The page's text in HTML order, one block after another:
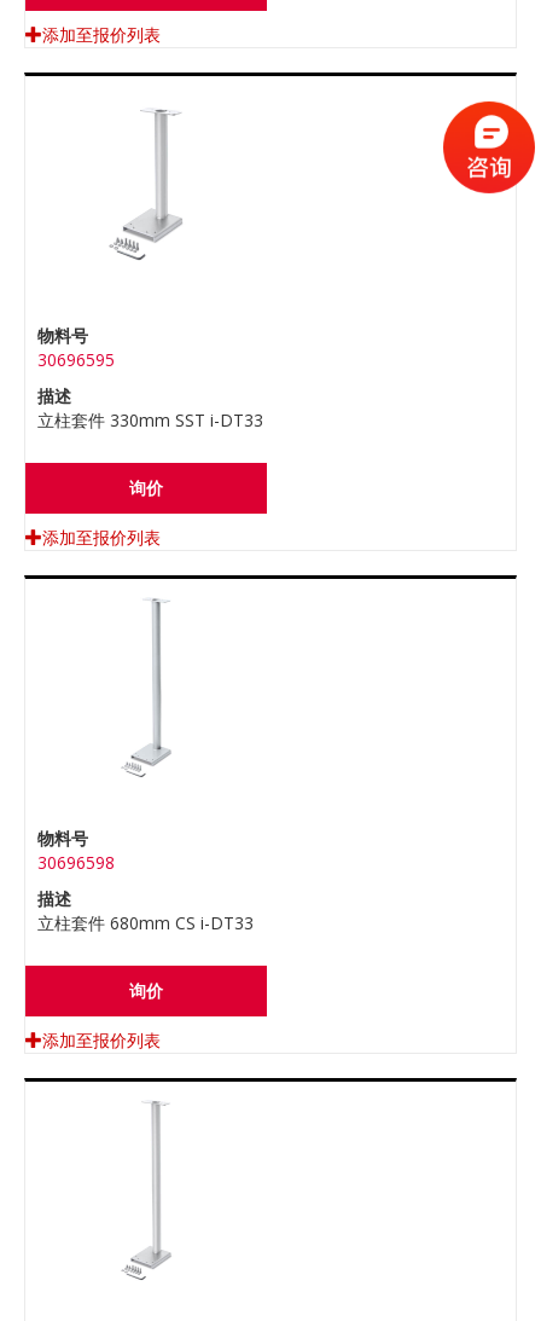
添加至报价列表
物料号
30696595
描述
立柱套件 330mm SST i-DT33
询价
添加至报价列表
物料号
30696598
描述
立柱套件 680mm CS i-DT33
询价
添加至报价列表